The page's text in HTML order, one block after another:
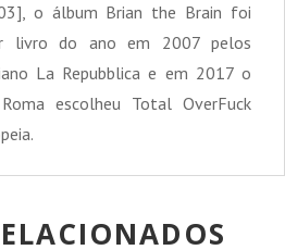
o álbum Brian the Brain foi
livro do ano em 2007 pelos
La Repubblica e em 2017 o
escolheu Total OverFuck